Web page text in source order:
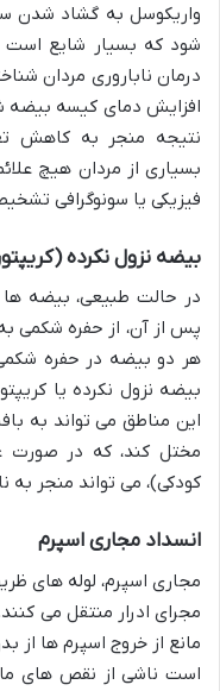
واریکوسل به گشاد شدن
شود که بسیار شایع است
درمان ناباروری مردان
افزایش دمای کیسه بیضه
نتیجه منجر به کاهش
بسیاری از مردان هیچ
فیزیکی یا سونوگرافی
بیضه نزول نکرده
در حالت طبیعی، بیضه ها
پس از آن، از حفره شکمی
هر دو بیضه در حفره شکمی
بیضه نزول نکرده یا
این مناطق می تواند به
مختل کند، که در صورت
کودکی)، می تواند منجر به
انسداد مجاری اسپرم
مجاری اسپرم، لوله های
مجرای ادرار منتقل می
مانع از خروج اسپرم ها از
است ناشی از نقص های